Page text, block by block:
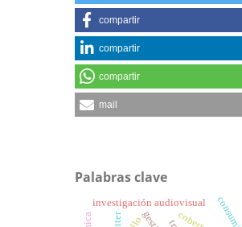
compartir
compartir
compartir
mail
Palabras clave
investigación audiovisual